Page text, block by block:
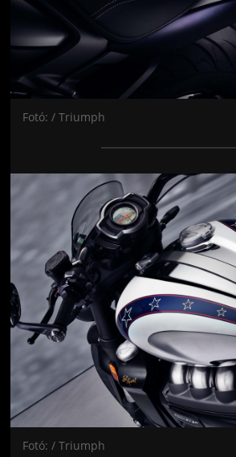
Fotó: / Triumph
Jön még kép!
Fotó: / Triumph